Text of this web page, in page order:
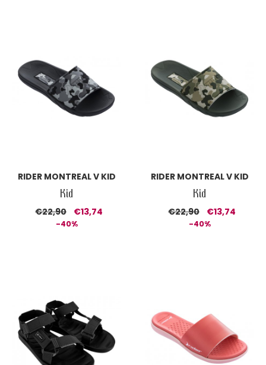
RIDER MONTREAL V KID
Kid
€22,90 €13,74
-40%
RIDER MONTREAL V KID
Kid
€22,90 €13,74
-40%